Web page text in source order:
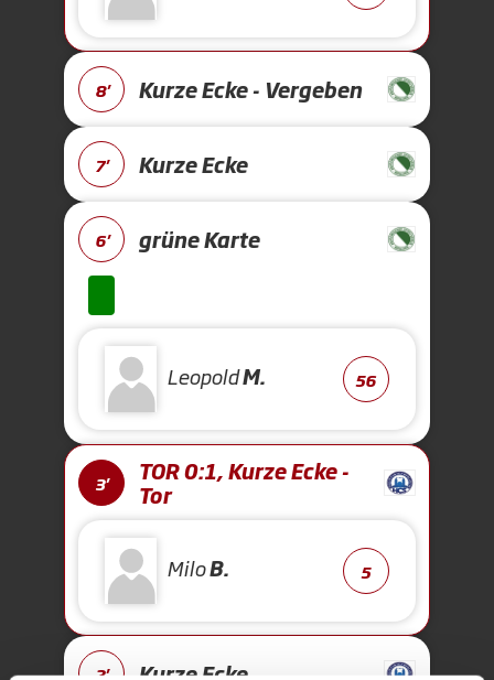
8' Kurze Ecke - Vergeben
7' Kurze Ecke
6' grüne Karte
LeopoldM. 56
3'
TOR 0:1, Kurze Ecke -
Tor
MiloB. 5
2' Kurze Ecke